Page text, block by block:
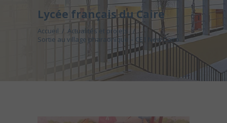
Lycée français du Caire
Accueil / Actualités et projets
/
Sortie au village pharaonique – CE1 New Cairo